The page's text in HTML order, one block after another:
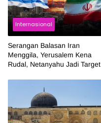
Internasional
Serangan Balasan Iran
Menggila, Yerusalem Kena
Rudal, Netanyahu Jadi Target